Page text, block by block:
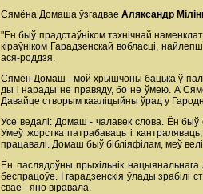
Сямёна Домаша ўзгадвае Аляксандр
"Ён быў прадстаўніком тэхнічнай
кіраўніком Гарадзенскай вобласці,
ася-роддзя.
Сямён Домаш - мой хрышчоны бацька ў
ды і нарады не правяду, бо не ўмею. А
Давайце створым кааліцыйны ўрад у
Усе ведалі: Домаш - чалавек слова. Ён быў
Умеў жорстка патрабаваць і
працавалі. Домаш быў бібліяфілам, меў
Ён паслядоўны прыхільнік
беспрацоўе. І гарадзенскія ўлады
сваё - яно віравала.